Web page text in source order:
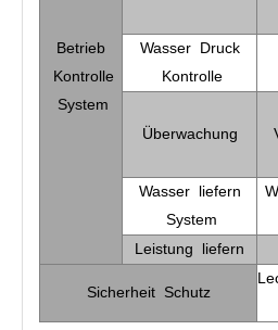
Betrieb
Kontrolle
System
Wasser Druck
Kontrolle
Überwachung
Wasser liefern
System
Leistung liefern
Sicherheit Schutz